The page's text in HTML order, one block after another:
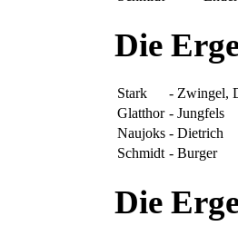
Die
Stark - Zwingel,
Glatthor - Jungfels
Naujoks - Dietrich
Schmidt - Burger
Die